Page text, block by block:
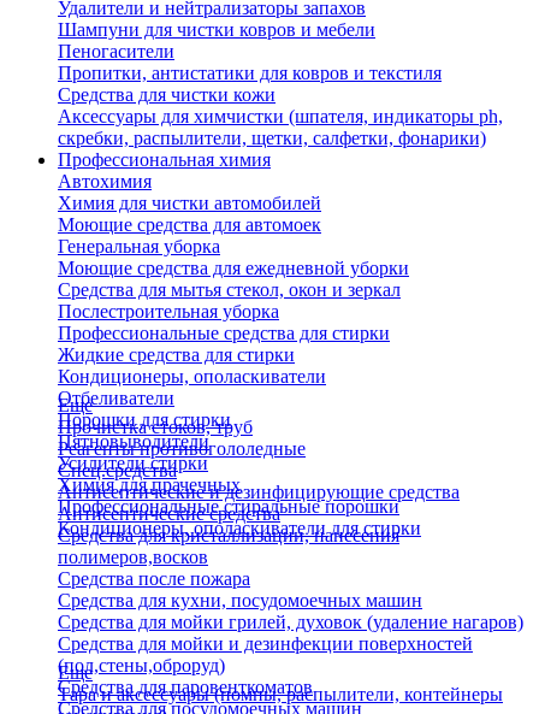
Удалители и нейтрализаторы запахов
Шампуни для чистки ковров и мебели
Пеногасители
Пропитки, антистатики для ковров и текстиля
Средства для чистки кожи
Аксессуары для химчистки (шпателя, индикаторы ph,
скребки, распылители, щетки, салфетки, фонарики)
Профессиональная химия
Автохимия
Химия для чистки автомобилей
Моющие средства для автомоек
Генеральная уборка
Моющие средства для ежедневной уборки
Средства для мытья стекол, окон и зеркал
Послестроительная уборка
Профессиональные средства для стирки
Жидкие средства для стирки
Кондиционеры, ополаскиватели
Отбеливатели
Порошки для стирки
Пятновыводители
Усилители стирки
Химия для прачечных
Профессиональные стиральные порошки
Кондиционеры, ополаскиватели для стирки
Еще
Прочистка стоков, труб
Реагенты противогололедные
Спец.средства
Антисептические и дезинфицирующие средства
Антисептические средства
Средства для кристаллизации, нанесения
полимеров,восков
Средства после пожара
Средства для кухни, посудомоечных машин
Средства для мойки грилей, духовок (удаление нагаров)
Средства для мойки и дезинфекции поверхностей
(пол,стены,оброруд)
Средства для паровенткоматов
Средства для посудомоечных машин
Еще
Тара и аксессуары (помпы, распылители, контейнеры